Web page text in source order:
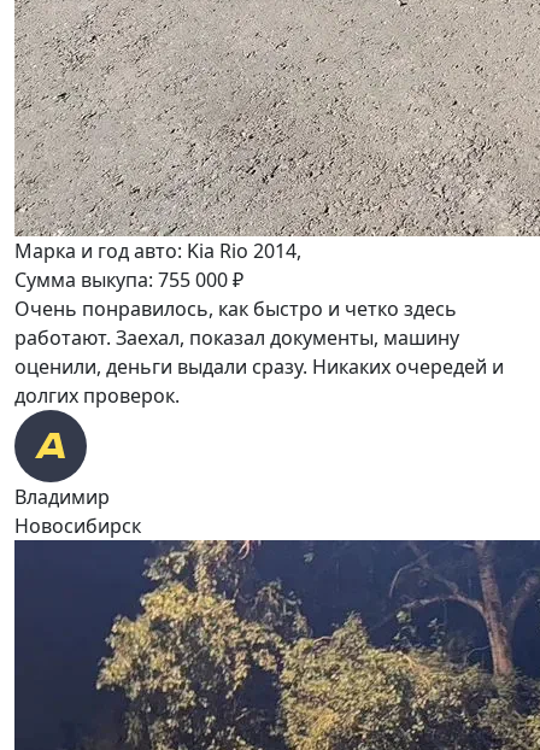
Марка и год авто: Kia Rio 2014,
Сумма выкупа: 755 000 ₽
Очень понравилось, как быстро и четко здесь
работают. Заехал, показал документы, машину
оценили, деньги выдали сразу. Никаких очередей и
долгих проверок.
Владимир
Новосибирск